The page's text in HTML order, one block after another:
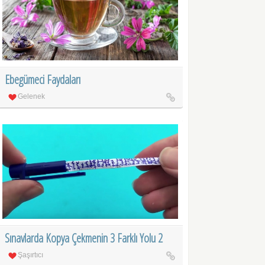
Ebegümeci Faydaları
Gelenek
Sınavlarda Kopya Çekmenin 3 Farklı Yolu 2
Şaşırtıcı